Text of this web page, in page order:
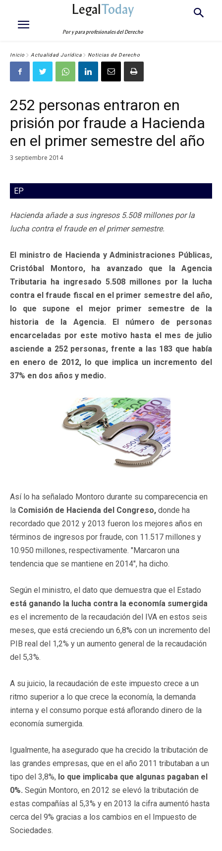
LegalToday
Por y para profesionales del Derecho
Inicio Actualidad Jurídica Noticias de Derecho
252 personas entraron en
prisión por fraude a Hacienda
en el primer semestre del año
3 septiembre 2014
EP
Hacienda añade a sus ingresos 5.508 millones por la
lucha contra el fraude en el primer semestre.
El ministro de Hacienda y Administraciones Públicas,
Cristóbal Montoro, ha avanzado que la Agencia
Tributaria ha ingresado 5.508 millones por la lucha
contra el fraude fiscal en el primer semestre del año,
lo que supone el mejor primer semestre de la
historia de la Agencia. El número de personas
encarceladas por este motivo hasta el mes de julio
asciende a 252 personas, frente a las 183 que había
en enero de 2012, lo que implica un incremento del
37% en dos años y medio.
Así lo ha señalado Montoro durante su comparecencia en
la Comisión de Hacienda del Congreso, donde ha
recordado que 2012 y 2013 fueron los mejores años en
términos de ingresos por fraude, con 11.517 millones y
10.950 millones, respectivamente. "Marcaron una
tendencia que se mantiene en 2014", ha dicho.
Según el ministro, el dato que demuestra que el Estado
está ganando la lucha contra la economía sumergida
es el incremento de la recaudación del IVA en estos seis
meses, que está creciendo un 6,8% con un incremento del
PIB real del 1,2% y un aumento general de la recaudación
del 5,3%.
A su juicio, la recaudación de este impuesto crece a un
ritmo superior a lo que crece la economía, la demanda
interna y el consumo porque está aflorando dinero de la
economía sumergida.
Igualmente, ha asegurado que ha crecido la tributación de
las grandes empresas, que en el año 2011 tributaban a un
tipo del 3,8%, lo que implicaba que algunas pagaban el
0%. Según Montoro, en 2012 se elevó la tributación de
estas compañías al 5,3% y en 2013 la cifra aumentó hasta
cerca del 9% gracias a los cambios en el Impuesto de
Sociedades.